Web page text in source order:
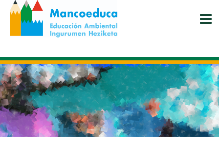
Pasar
contenido
principal